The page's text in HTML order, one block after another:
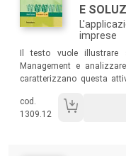
E
imprese
Il testo vuole illustrare
Management e
caratterizzano questa
il Facility Management alle
utilizzano per svolgere la
cod.
1309.12